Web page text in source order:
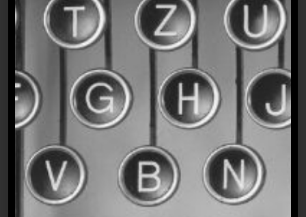
Mein Motto für die Medienbranche
lautet: „Empowered journalists
empower journalists.“ Und das lebe ich.
Mit der Idee, angehenden und jungen
Journalist*innen Tipps, Tricks und
Einblicke in die Medienbranche zu
geben und als ihr Guide durch den
Mediendschungel zu wirken, konnte ich
auch mich bestärken: Ich habe meinen
Platz in den Medien eingenommen und
tue jeden Tag, was ich liebe. Und das
kannst du auch. Ich helfe dir dabei.